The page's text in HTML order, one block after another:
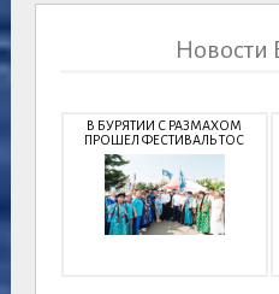
Новости
В БУРЯТИИ С РАЗМАХОМ
ПРОШЕЛ ФЕСТИВАЛЬ ТОС